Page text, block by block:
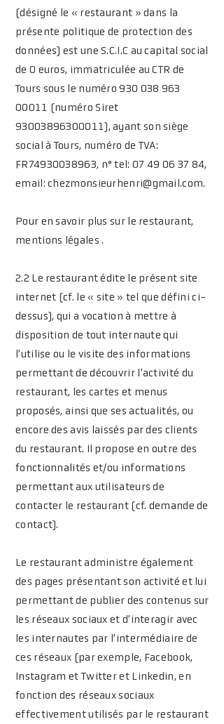
(désigné le « restaurant » dans la
présente politique de protection des
données) est une S.C.I.C au capital social
de 0 euros, immatriculée au CTR de
Tours sous le numéro930 038 963
00011 (numéro Siret
93003896300011) , ayant son siège
social à Tours, numéro de TVA:
FR74930038963, n° tel: 07 49 06 37 84,
email:chezmonsieurhenri@gmail.com.
Pour en savoir plus sur le restaurant,
mentions légales .
2.2 Le restaurant édite le présent site
internet (cf. le « site » tel que défini ci-
dessus), qui a vocation à mettre à
disposition de tout internaute qui
l’utilise ou le visite des informations
permettant de découvrir l’activité du
restaurant, les cartes et menus
proposés, ainsi que ses actualités, ou
encore des avis laissés par des clients
du restaurant. Il propose en outre des
fonctionnalités et/ou informations
permettant aux utilisateurs de
contacter le restaurant (cf. demande de
contact).
Le restaurant administre également
des pages présentant son activité et lui
permettant de publier des contenus sur
les réseaux sociaux et d’interagir avec
les internautes par l’intermédiaire de
ces réseaux (par exemple, Facebook,
Instagram et Twitter et Linkedin, en
fonction des réseaux sociaux
effectivement utilisés par le restaurant